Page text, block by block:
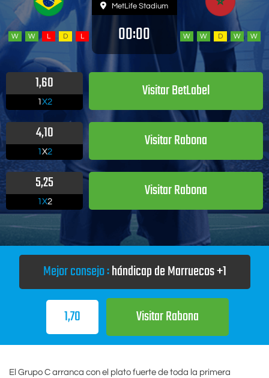
W W L D L
MetLife Stadium
00:00 W W D W W
1,60
1 X2
Visitar BetLabel
4,10
1 X2
Visitar Rabona
5,25
1X2
Visitar Rabona
Mejor consejo :hándicap de Marruecos +1
1,70 Visitar Rabona
El Grupo C arranca con el plato fuerte de toda la primera